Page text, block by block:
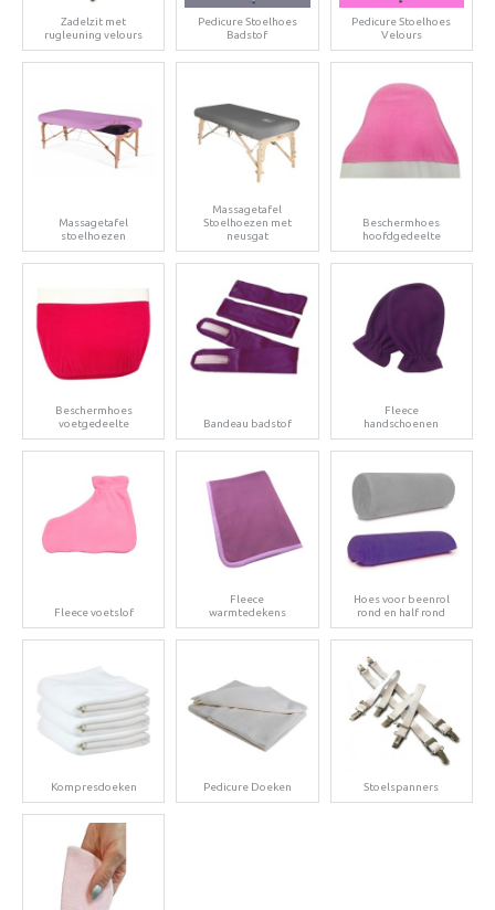
Zadelzit met
rugleuning velours
Pedicure Stoelhoes
Badstof
Pedicure Stoelhoes
Velours
Massagetafel
stoelhoezen
Massagetafel
Stoelhoezen met
neusgat
Beschermhoes
hoofdgedeelte
Beschermhoes
voetgedeelte
Bandeau badstof
Fleece
handschoenen
Fleece voetslof
Fleece
warmtedekens
Hoes voor beenrol
rond en half rond
Kompresdoeken Pedicure Doeken Stoelspanners